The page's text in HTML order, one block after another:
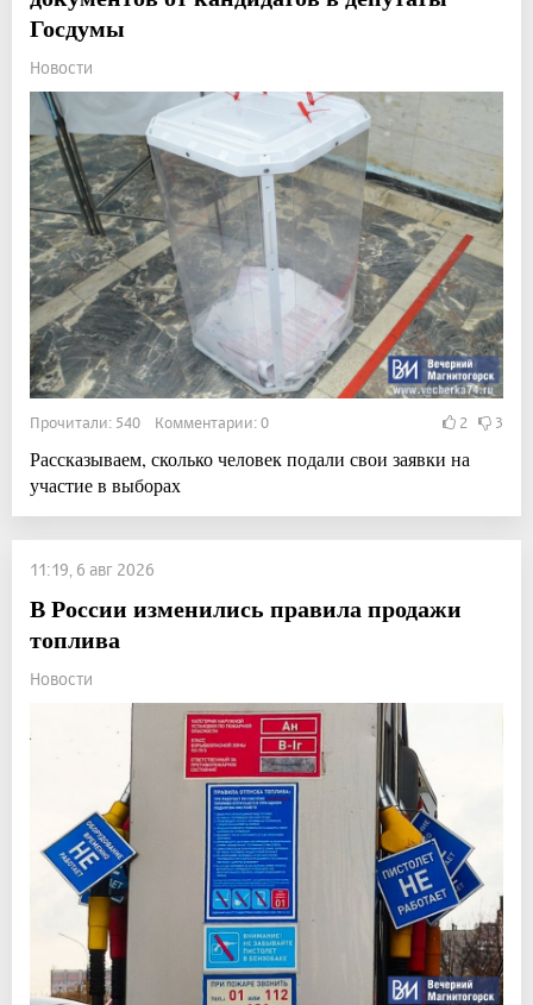
Госдумы
Новости
Прочитали: 540 Комментарии: 0 2 3
Рассказываем, сколько человек подали свои заявки на
участие в выборах
11:19, 6 авг 2026
В России изменились правила продажи
топлива
Новости